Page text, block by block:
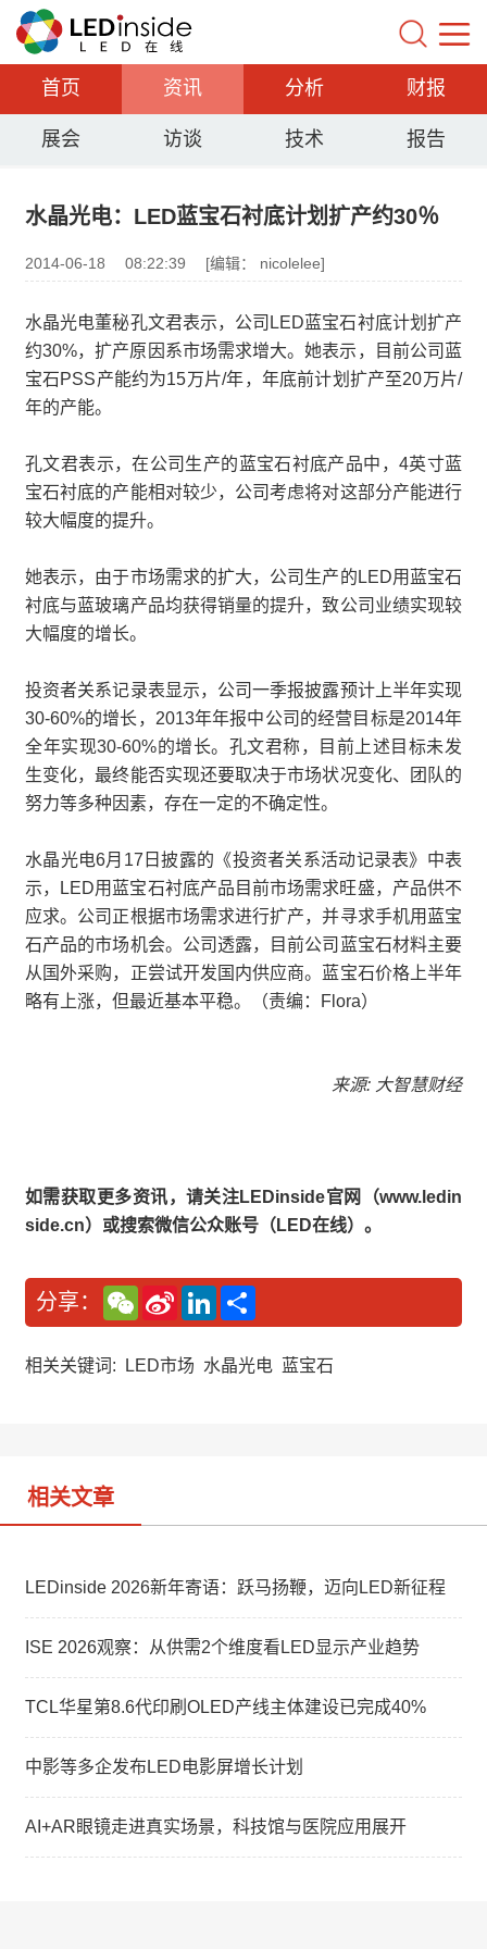
首页 资讯 分析 财报
展会 访谈 技术 报告
水晶光电：LED蓝宝石衬底计划扩产约30％
2014-06-18 08:22:39 [编辑： nicolelee]
水晶光电董秘孔文君表示，公司LED蓝宝石衬底计划扩产
约30%，扩产原因系市场需求增大。她表示，目前公司蓝
宝石PSS产能约为15万片/年，年底前计划扩产至20万片/
年的产能。
孔文君表示，在公司生产的蓝宝石衬底产品中，4英寸蓝
宝石衬底的产能相对较少，公司考虑将对这部分产能进行
较大幅度的提升。
她表示，由于市场需求的扩大，公司生产的LED用蓝宝石
衬底与蓝玻璃产品均获得销量的提升，致公司业绩实现较
大幅度的增长。
投资者关系记录表显示，公司一季报披露预计上半年实现
30-60%的增长，2013年年报中公司的经营目标是2014年
全年实现30-60%的增长。孔文君称，目前上述目标未发
生变化，最终能否实现还要取决于市场状况变化、团队的
努力等多种因素，存在一定的不确定性。
水晶光电6月17日披露的《投资者关系活动记录表》中表
示，LED用蓝宝石衬底产品目前市场需求旺盛，产品供不
应求。公司正根据市场需求进行扩产，并寻求手机用蓝宝
石产品的市场机会。公司透露，目前公司蓝宝石材料主要
从国外采购，正尝试开发国内供应商。蓝宝石价格上半年
略有上涨，但最近基本平稳。（责编：Flora）
来源: 大智慧财经
如需获取更多资讯，请关注LEDinside官网（www.ledin
side.cn）或搜索微信公众账号（LED在线）。
分享：
W
e
C
a
S
n
W
L
n
e
相关关键词: LED市场 水晶光电 蓝宝石
相关文章
LEDinside 2026新年寄语：跃马扬鞭，迈向LED新征程
ISE 2026观察：从供需2个维度看LED显示产业趋势
TCL华星第8.6代印刷OLED产线主体建设已完成40%
中影等多企发布LED电影屏增长计划
AI+AR眼镜走进真实场景，科技馆与医院应用展开